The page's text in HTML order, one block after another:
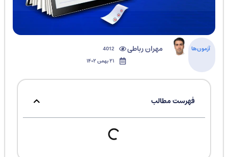
آزمون‌ها مهران رباطی
4012
۲۱ بهمن ۱۴۰۲
فهرست مطالب